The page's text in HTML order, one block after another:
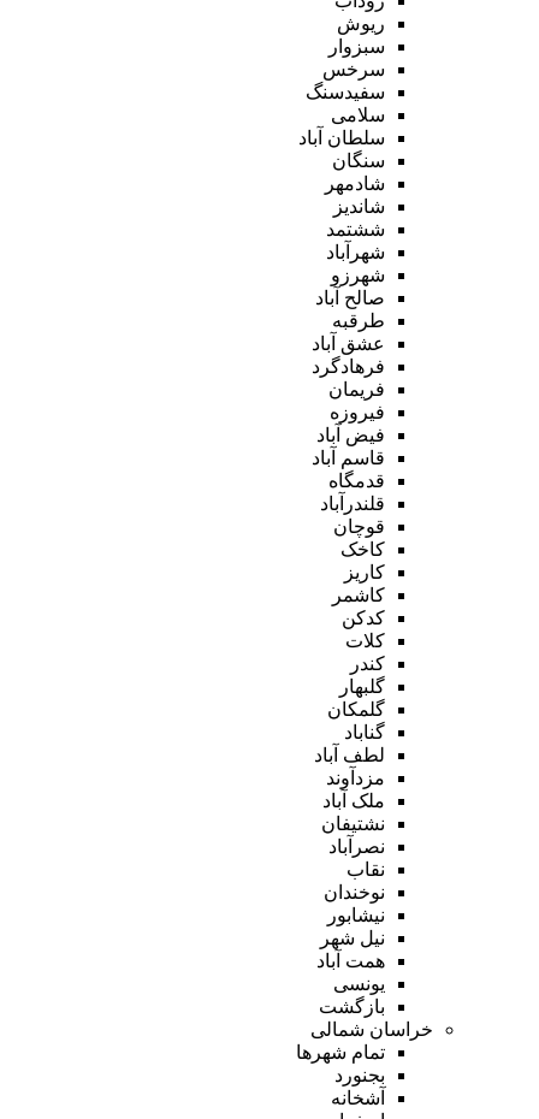
ریوش
سبزوار
سرخس
سفیدسنگ
سلامی
سلطان آباد
سنگان
شادمهر
شاندیز
ششتمد
شهرآباد
شهرزو
صالح آباد
طرقبه
عشق آباد
فرهادگرد
فریمان
فیروزه
فیض آباد
قاسم آباد
قدمگاه
قلندرآباد
قوچان
کاخک
کاریز
کاشمر
کدکن
کلات
کندر
گلبهار
گلمکان
گناباد
لطف آباد
مزدآوند
ملک آباد
نشتیفان
نصرآباد
نقاب
نوخندان
نیشابور
نیل شهر
همت آباد
یونسی
بازگشت
خراسان شمالی
تمام شهر‌ها
بجنورد
آشخانه